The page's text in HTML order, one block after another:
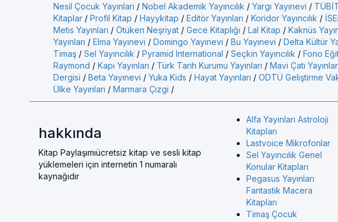
Nesil Çocuk Yayınları / Nobel Akademik Yayıncılık / Yargı Yayınevi /
Kitaplar / Profil Kitap / Hayykitap / Editör Yayınları / Koridor Yayıncılık /
Metis Yayınları / Ötüken Neşriyat / Gece Kitaplığı / Lal Kitap / Kaknüs
Yayınları / Elma Yayınevi / Domingo Yayınevi / Bu Yayınevi / Delta Kültür
Timaş / Sel Yayıncılık / Pyramid International / Seçkin Yayıncılık / Fono
Raymond / Kapı Yayınları / Türk Tarih Kurumu Yayınları / Mavi Çatı
Dergisi / Beta Yayınevi / Yuka Kids / Hayat Yayınları / ODTÜ Geliştirme
Ülke Yayınları / Marmara Çizgi /
hakkında
Kitap Paylaşımıücretsiz kitap ve sesli kitap
yüklemeleri için internetin 1 numaralı
kaynağıdır
Alfa Yayınları Astroloji
Kitapları
Lastvoice Mikrofonlar
Sel Yayıncılık Genel
Konular Kitapları
Pegasus Yayınları
Fantastik Macera
Kitapları
Timaş Çocuk